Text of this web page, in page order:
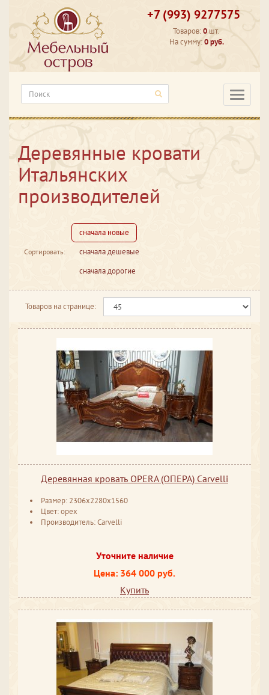
+7 (993) 9277575
Товаров:0 шт.
На сумму:0 руб.
Деревянные кровати
Итальянских
производителей
Сортировать:
сначала новые
сначала дешевые
сначала дорогие
Товаров на странице:
Деревянная кровать OPERA (ОПЕРА) Carvelli
Размер: 2306x2280x1560
Цвет: орех
Производитель: Carvelli
Уточните наличие
Цена: 364 000 руб.
Купить